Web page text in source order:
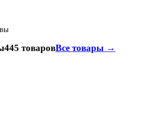
445 товаровВсе товары →